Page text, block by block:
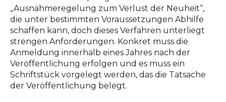
„Ausnahmeregelung zum Verlust der Neuheit“,
die unter bestimmten Voraussetzungen Abhilfe
schaffen kann, doch dieses Verfahren unterliegt
strengen Anforderungen. Konkret muss die
Anmeldung innerhalb eines Jahres nach der
Veröffentlichung erfolgen und es muss ein
Schriftstück vorgelegt werden, das die Tatsache
der Veröffentlichung belegt.